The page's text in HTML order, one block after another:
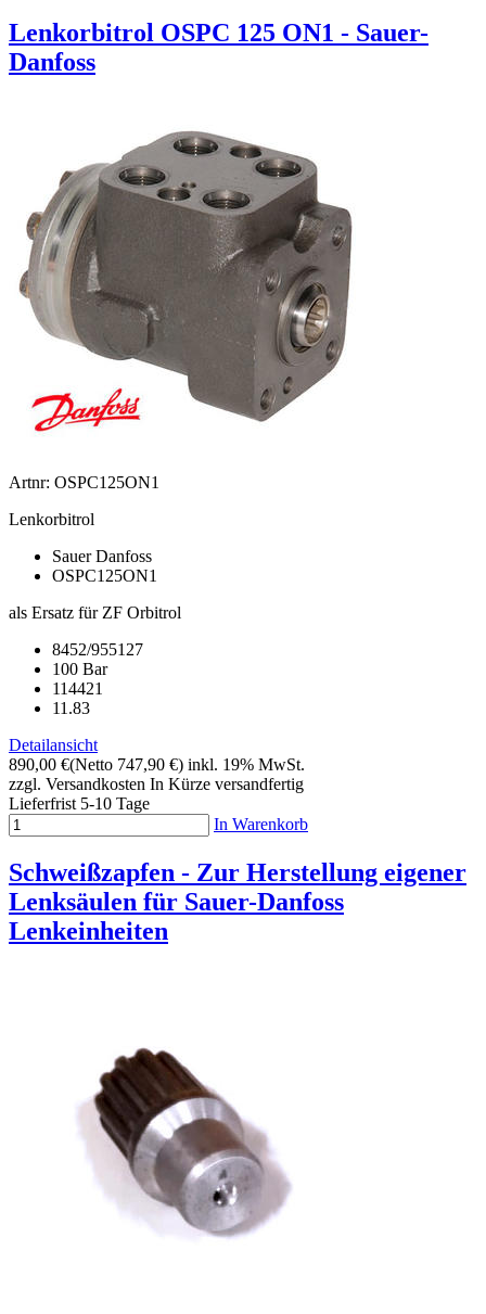
Lenkorbitrol OSPC 125 ON1 - Sauer-
Danfoss
Artnr: OSPC125ON1
Lenkorbitrol
Sauer Danfoss
OSPC125ON1
als Ersatz für ZF Orbitrol
8452/955127
100 Bar
114421
11.83
Detailansicht
890,00 €(Netto 747,90 €) inkl. 19% MwSt.
zzgl. Versandkosten In Kürze versandfertig
Lieferfrist 5-10 Tage
In Warenkorb
Schweißzapfen - Zur Herstellung eigener
Lenksäulen für Sauer-Danfoss
Lenkeinheiten